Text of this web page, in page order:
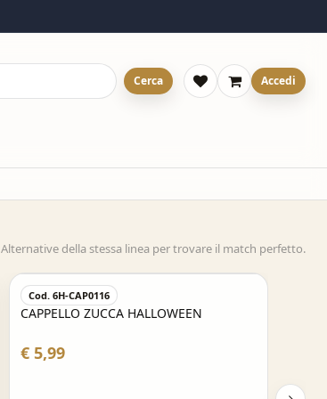
Cerca Accedi
Alternative della stessa linea per trovare il match perfetto.
Cod. 6H-CAP0116
CAPPELLO ZUCCA HALLOWEEN
€ 5,99